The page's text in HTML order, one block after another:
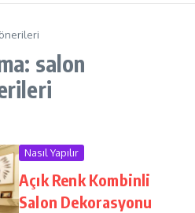
salon
Nasıl Yapılır
Açık Renk Kombinli
Salon Dekorasyonu